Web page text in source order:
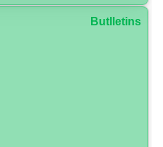
Butlletins